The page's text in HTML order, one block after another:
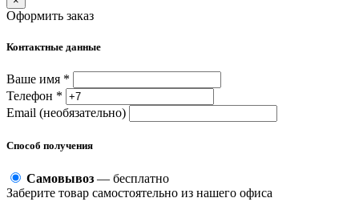
Оформить заказ
Контактные данные
Ваше имя *
Телефон *
Email (необязательно)
Способ получения
Самовывоз — бесплатно
Заберите товар самостоятельно из нашего офиса